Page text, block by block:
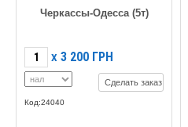
Черкассы-Одесса (5т)
X 3 200 ГРН
Сделать заказ
Код:24040